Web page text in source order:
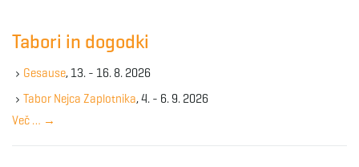
e
y
w
r
Tabori in dogodki
Gesause, 13. - 16. 8. 2026
Tabor Nejca Zaplotnika, 4. - 6. 9. 2026
Več … →